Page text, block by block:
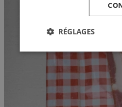
RÉGLAGES